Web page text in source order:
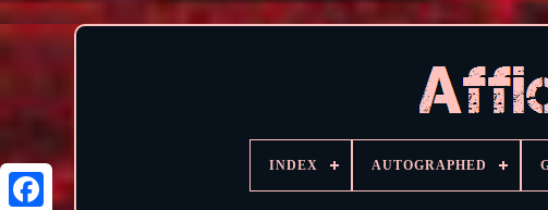
INDEX AUTOGRAPHED